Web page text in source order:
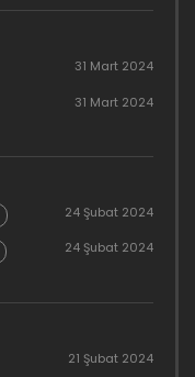
31 Mart 2024
31 Mart 2024
24 Şubat 2024
24 Şubat 2024
21 Şubat 2024